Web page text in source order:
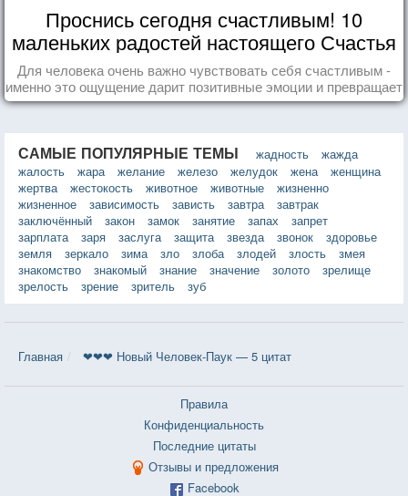
Проснись сегодня счастливым! 10
маленьких радостей настоящего Счастья
Для человека очень важно чувствовать себя счастливым -
именно это ощущение дарит позитивные эмоции и превращает
каждый день в маленький праздник.
САМЫЕ ПОПУЛЯРНЫЕ ТЕМЫ жадность
жажда
жалость
жара желание железо желудок жена
женщина
жертва
жестокость животное животные
жизненно
жизненное
зависимость зависть завтра
завтрак
заключённый
закон замок занятие запах
запрет
зарплата
заря заслуга защита звезда звонок
здоровье
земля
зеркало зима зло злоба злодей злость
змея
знакомство
знакомый знание значение золото
зрелище
зрелость
зрение зритель зуб
Главная ❤❤❤ Новый Человек-Паук — 5 цитат
Правила
Конфиденциальность
Последние цитаты
Отзывы и предложения
Facebook